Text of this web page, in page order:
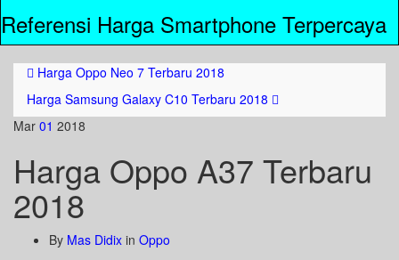
Referensi Harga Smartphone Terpercaya
Harga Oppo Neo 7 Terbaru 2018
Harga Samsung Galaxy C10 Terbaru 2018
Mar 01 2018
Harga Oppo A37 Terbaru
2018
By Mas Didix in Oppo